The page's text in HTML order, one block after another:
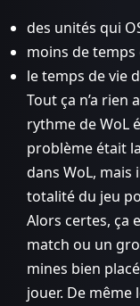
des unités qui
moins de
le temps de vie
Tout ça n’a rien
rythme de WoL
problème était
dans WoL, mais
totalité du jeu
Alors certes, ça
match ou un
mines bien
jouer. De même